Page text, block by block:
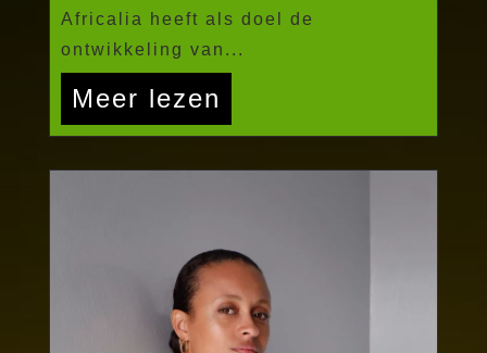
Africalia heeft als doel de
ontwikkeling van...
Meer lezen